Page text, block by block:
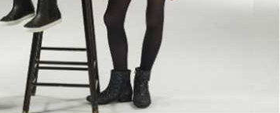
با مرور وب سایت رسمی آنها و باز کردن بخش کودکان ،